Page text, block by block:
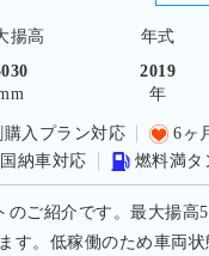
揚高 年式
2019
年
入プラン対応 6ヶ
納車対応 燃料満タ
ご紹介です。最大揚高
す。低稼働のため車両